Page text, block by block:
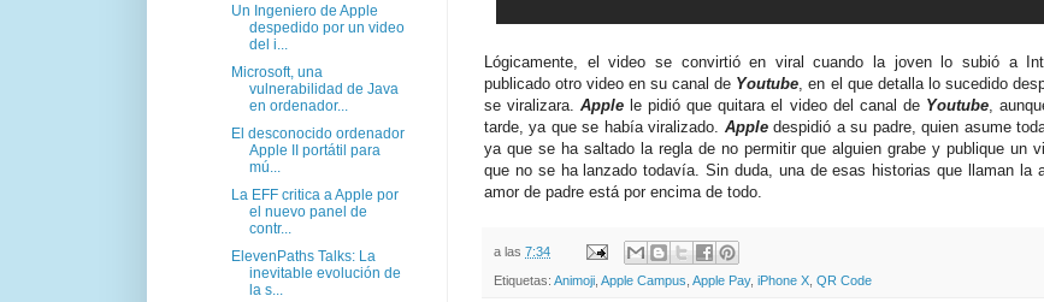
Lógicamente, el video se convirtió en viral cuando la joven lo subió a
publicado otro video en su canal de Youtube, en el que detalla lo sucedido
se viralizara.Apple le pidió que quitara el video del canal de Youtube,
tarde, ya que se había viralizado. Appledespidió a su padre, quien asume
ya que se ha saltado la regla de no permitir que alguien grabe y publique un
que no se ha lanzado todavía. Sin duda, una de esas historias que llaman la
amor de padre está por encima de todo.
a las 7:34
Etiquetas: Animoji Apple Campus Apple Pay, iPhone X QR Code
Un Ingeniero de Apple
despedido por un video
del i...
Microsoft, una
vulnerabilidad de Java
en ordenador...
El desconocido ordenador
Apple II portátil para
mú...
La EFF critica a Apple por
el nuevo panel de
contr...
ElevenPaths Talks: La
inevitable evolución de
la s...